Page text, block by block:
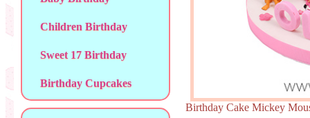
Children Birthday
Sweet 17 Birthday
Birthday Cupcakes
Birthday Cake Mickey